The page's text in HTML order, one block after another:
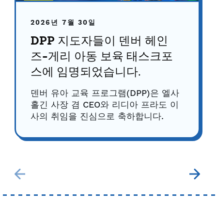
2026년 7월 30일
DPP 지도자들이 덴버 헤인
즈-게리 아동 보육 태스크포
스에 임명되었습니다.
덴버 유아 교육 프로그램(DPP)은 엘사
홀긴 사장 겸 CEO와 리디아 프라도 이
사의 취임을 진심으로 축하합니다.